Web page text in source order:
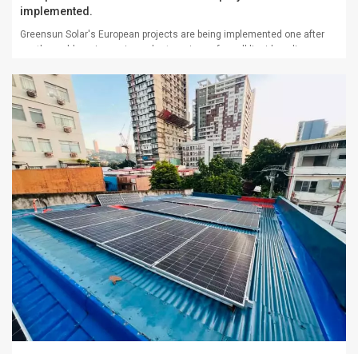
implemented.
Greensun Solar's European projects are being implemented one after
another, addressing various shortcomings of small liquid cooling
Container BESS system